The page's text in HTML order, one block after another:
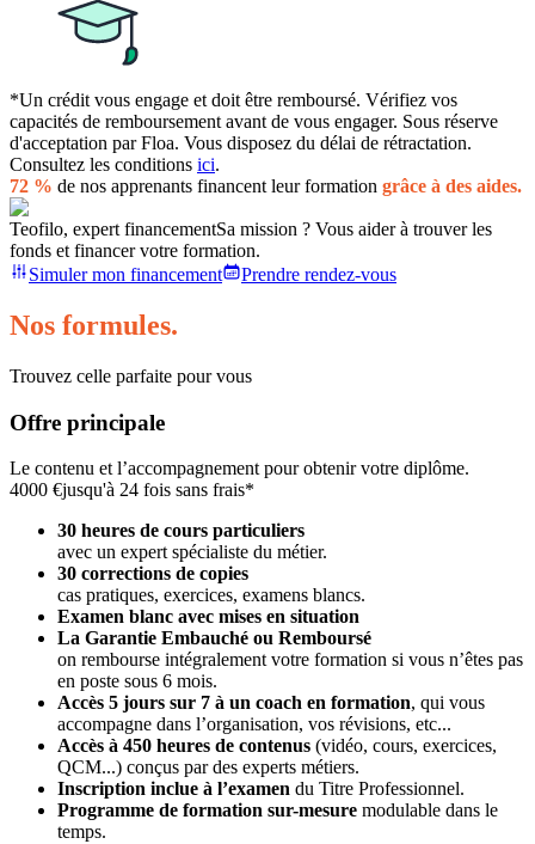
*Un crédit vous engage et doit être remboursé. Vérifiez vos
capacités de remboursement avant de vous engager. Sous réserve
d'acceptation par Floa. Vous disposez du délai de rétractation.
Consultez les conditions ici.
72 % de nos apprenants financent leur formation grâce à des aides.
Teofilo, expert financementSa mission ? Vous aider à trouver les
fonds et financer votre formation.
Simuler mon financement
Prendre rendez-vous
Nos formules.
Trouvez celle parfaite pour vous
Offre principale
Le contenu et l’accompagnement pour obtenir votre diplôme.
4000 €jusqu'à 24 fois sans frais*
30 heures de cours particuliers
avec un expert spécialiste du métier.
30 corrections de copies
cas pratiques, exercices, examens blancs.
Examen blanc avec mises en situation
La Garantie Embauché ou Remboursé
on rembourse intégralement votre formation si vous n’êtes pas
en poste sous 6 mois.
Accès 5 jours sur 7 à un coach en formation, qui vous
accompagne dans l’organisation, vos révisions, etc...
Accès à 450 heures de contenus (vidéo, cours, exercices,
QCM...) conçus par des experts métiers.
Inscription inclue à l’examen du Titre Professionnel.
Programme de formation sur-mesure modulable dans le
temps.